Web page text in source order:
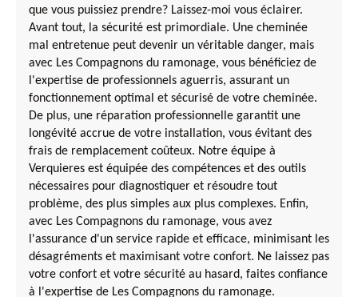
que vous puissiez prendre? Laissez-moi vous éclairer.
Avant tout, la sécurité est primordiale. Une cheminée
mal entretenue peut devenir un véritable danger, mais
avec Les Compagnons du ramonage, vous bénéficiez de
l'expertise de professionnels aguerris, assurant un
fonctionnement optimal et sécurisé de votre cheminée.
De plus, une réparation professionnelle garantit une
longévité accrue de votre installation, vous évitant des
frais de remplacement coûteux. Notre équipe à
Verquieres est équipée des compétences et des outils
nécessaires pour diagnostiquer et résoudre tout
problème, des plus simples aux plus complexes. Enfin,
avec Les Compagnons du ramonage, vous avez
l'assurance d'un service rapide et efficace, minimisant les
désagréments et maximisant votre confort. Ne laissez pas
votre confort et votre sécurité au hasard, faites confiance
à l'expertise de Les Compagnons du ramonage.